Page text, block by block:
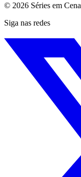
© 2026 Séries em Cena
Siga nas redes